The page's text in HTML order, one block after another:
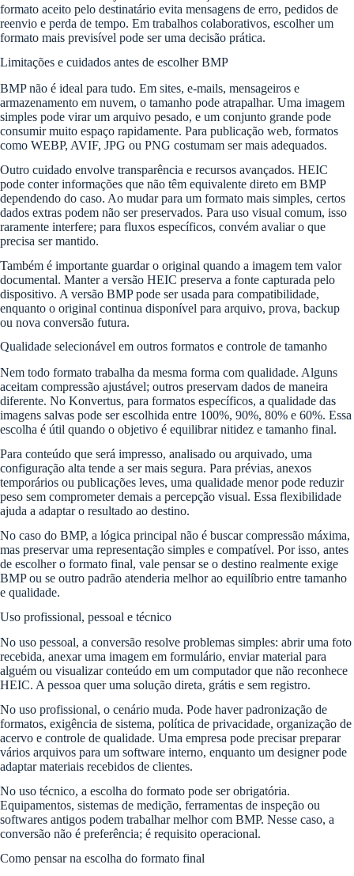
formato aceito pelo destinatário evita mensagens de erro, pedidos de
reenvio e perda de tempo. Em trabalhos colaborativos, escolher um
formato mais previsível pode ser uma decisão prática.
Limitações e cuidados antes de escolher BMP
BMP não é ideal para tudo. Em sites, e-mails, mensageiros e
armazenamento em nuvem, o tamanho pode atrapalhar. Uma imagem
simples pode virar um arquivo pesado, e um conjunto grande pode
consumir muito espaço rapidamente. Para publicação web, formatos
como WEBP, AVIF, JPG ou PNG costumam ser mais adequados.
Outro cuidado envolve transparência e recursos avançados. HEIC
pode conter informações que não têm equivalente direto em BMP
dependendo do caso. Ao mudar para um formato mais simples, certos
dados extras podem não ser preservados. Para uso visual comum, isso
raramente interfere; para fluxos específicos, convém avaliar o que
precisa ser mantido.
Também é importante guardar o original quando a imagem tem valor
documental. Manter a versão HEIC preserva a fonte capturada pelo
dispositivo. A versão BMP pode ser usada para compatibilidade,
enquanto o original continua disponível para arquivo, prova, backup
ou nova conversão futura.
Qualidade selecionável em outros formatos e controle de tamanho
Nem todo formato trabalha da mesma forma com qualidade. Alguns
aceitam compressão ajustável; outros preservam dados de maneira
diferente. No Konvertus, para formatos específicos, a qualidade das
imagens salvas pode ser escolhida entre 100%, 90%, 80% e 60%. Essa
escolha é útil quando o objetivo é equilibrar nitidez e tamanho final.
Para conteúdo que será impresso, analisado ou arquivado, uma
configuração alta tende a ser mais segura. Para prévias, anexos
temporários ou publicações leves, uma qualidade menor pode reduzir
peso sem comprometer demais a percepção visual. Essa flexibilidade
ajuda a adaptar o resultado ao destino.
No caso do BMP, a lógica principal não é buscar compressão máxima,
mas preservar uma representação simples e compatível. Por isso, antes
de escolher o formato final, vale pensar se o destino realmente exige
BMP ou se outro padrão atenderia melhor ao equilíbrio entre tamanho
e qualidade.
Uso profissional, pessoal e técnico
No uso pessoal, a conversão resolve problemas simples: abrir uma foto
recebida, anexar uma imagem em formulário, enviar material para
alguém ou visualizar conteúdo em um computador que não reconhece
HEIC. A pessoa quer uma solução direta, grátis e sem registro.
No uso profissional, o cenário muda. Pode haver padronização de
formatos, exigência de sistema, política de privacidade, organização de
acervo e controle de qualidade. Uma empresa pode precisar preparar
vários arquivos para um software interno, enquanto um designer pode
adaptar materiais recebidos de clientes.
No uso técnico, a escolha do formato pode ser obrigatória.
Equipamentos, sistemas de medição, ferramentas de inspeção ou
softwares antigos podem trabalhar melhor com BMP. Nesse caso, a
conversão não é preferência; é requisito operacional.
Como pensar na escolha do formato final